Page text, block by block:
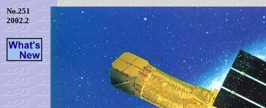
No.251
2002.2